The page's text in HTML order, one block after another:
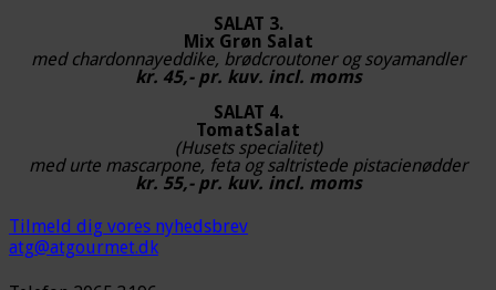
SALAT 3.
Mix Grøn Salat
med chardonnayeddike, brødcroutoner og soyamandler
kr. 45,- pr. kuv. incl. moms
SALAT 4.
TomatSalat
(Husets specialitet)
med urte mascarpone, feta og saltristede pistacienødder
kr. 55,- pr. kuv. incl. moms
Tilmeld dig vores nyhedsbrev
atg@atgourmet.dk